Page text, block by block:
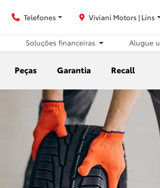
Telefones Viviani Motors | Lins
Soluções financeiras Alugue
Peças Garantia Recall